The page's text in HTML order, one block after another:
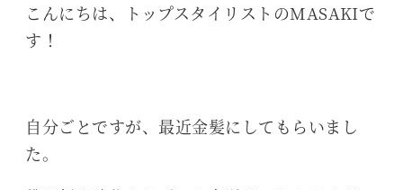
こんにちは、トップスタイリストのMASAKIで
す！
自分ごとですが、最近金髪にしてもらいまし
た。